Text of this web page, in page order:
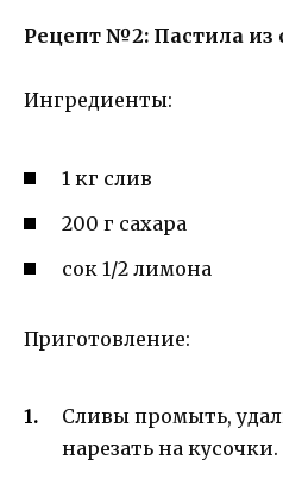
Рецепт №2: Пастила из
Ингредиенты:
1 кг слив
200 г сахара
сок 1/2 лимона
Приготовление:
Сливы промыть,
нарезать на кусочки.